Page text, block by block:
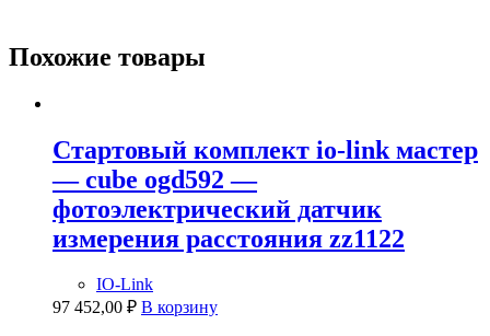
Похожие товары
Стартовый комплект io-link мастер
— cube ogd592 —
фотоэлектрический датчик
измерения расстояния zz1122
IO-Link
97 452,00 ₽ В корзину